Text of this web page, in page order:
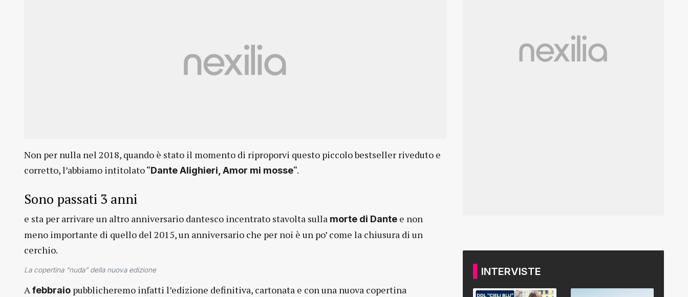
Non per nulla nel 2018, quando è stato il momento di riproporvi questo piccolo bestseller riveduto e
corretto, l’abbiamo intitolato “Dante Alighieri, Amor mi mosse“.
Sono passati 3 anni
e sta per arrivare un altro anniversario dantesco incentrato stavolta sulla morte di Dante e non
meno importante di quello del 2015, un anniversario che per noi è un po’ come la chiusura di un
cerchio.
La copertina “nuda” della nuova edizione
Afebbraio pubblicheremo infatti l’edizione definitiva, cartonata e con una nuova copertina
INTERVISTE